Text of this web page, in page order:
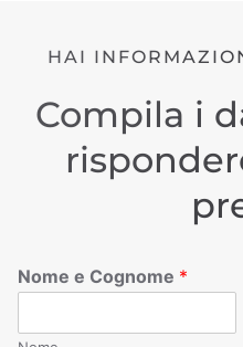
HAI
Compila i
Nome e Cognome *